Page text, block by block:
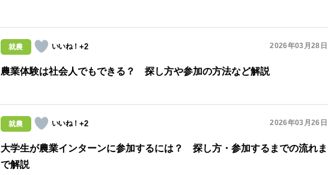
就農 +2 2026年03月28日
農業体験は社会人でもできる？ 探し方や参加の方法など解説
就農 +2 2026年03月26日
大学生が農業インターンに参加するには？ 探し方・参加するまでの流れま
で解説